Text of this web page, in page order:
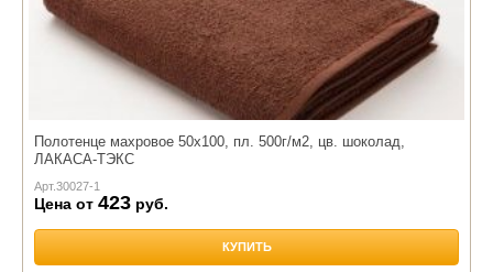
Полотенце махровое 50х100, пл. 500г/м2, цв. шоколад,
ЛАКАСА-ТЭКС
Арт.30027-1
Цена от 423 руб.
КУПИТЬ